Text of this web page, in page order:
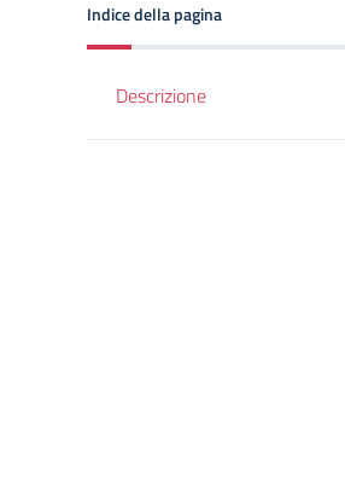
Indice della pagina
Descrizione